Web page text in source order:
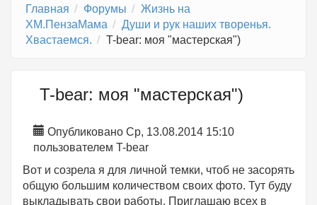
Главная Форумы
Жизнь на
ХМ.ПензаМама
Души и рук наших творенья.
Хвастаемся.
T-bear: моя "мастерская")
T-bear: моя "мастерская")
Опубликовано Ср, 13.08.2014 15:10
пользователем T-bear
Вот и созрела я для личной темки, чтоб не засорять
общую большим количеством своих фото. Тут буду
выкладывать свои работы. Приглашаю всех в